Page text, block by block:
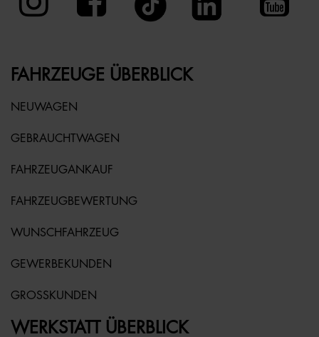
FAHRZEUGE ÜBERBLICK
NEUWAGEN
GEBRAUCHTWAGEN
FAHRZEUGANKAUF
FAHRZEUGBEWERTUNG
WUNSCHFAHRZEUG
GEWERBEKUNDEN
GROSSKUNDEN
WERKSTATT ÜBERBLICK